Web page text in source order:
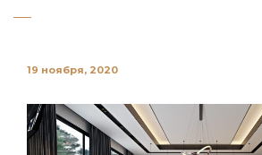
19 ноября, 2020